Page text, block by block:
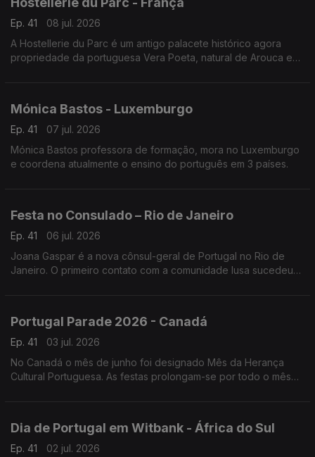
Ep. 41
08 jul. 2026
A Hostellerie du Parc é um antigo palacete histórico agora
propriedade da portuguesa Vera Poeta, natural de Arouca e
Mónica Bastos - Luxemburgo
Ep. 41
07 jul. 2026
Mónica Bastos professora de formação, mora no Luxemburgo
e coordena atualmente o ensino do português em 3 países.
Festa no Consulado – Rio de Janeiro
Ep. 41
06 jul. 2026
Joana Gaspar é a nova cônsul-geral de Portugal no Rio de
Janeiro. O primeiro contato com a comunidade lusa sucedeu
Portugal Parade 2026 - Canadá
Ep. 41
03 jul. 2026
No Canadá o mês de junho foi designado Mês da Herança
Cultural Portuguesa. As festas prolongam-se por todo o mês
Dia de Portugal em Witbank - África do Sul
Ep. 41
02 jul. 2026